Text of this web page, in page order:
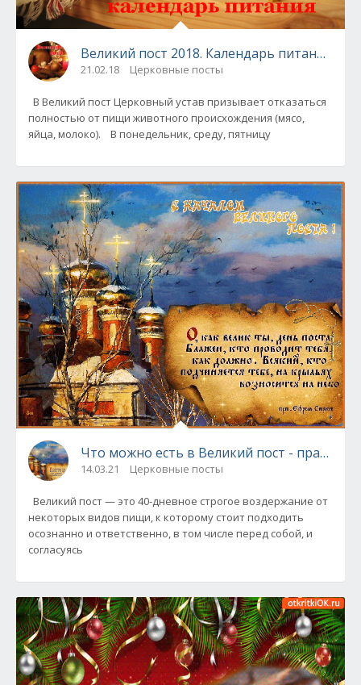
Великий пост 2018. Календарь питания по
21.02.18 Церковные посты
В Великий пост Церковный устав призывает отказаться
полностью от пищи животного происхождения (мясо,
яйца, молоко). В понедельник, среду, пятницу
Что можно есть в Великий пост - правила
14.03.21 Церковные посты
Великий пост — это 40-дневное строгое воздержание от
некоторых видов пищи, к которому стоит подходить
осознанно и ответственно, в том числе перед собой, и
согласуясь